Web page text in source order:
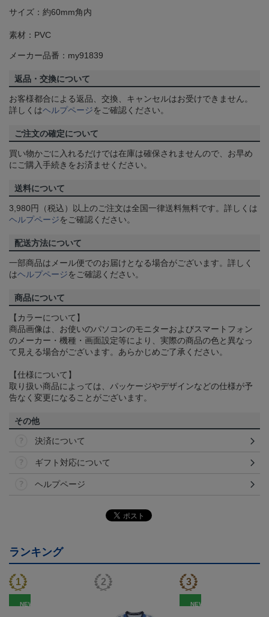
サイズ：約60mm角内
素材：PVC
メーカー品番：my91839
返品・交換について
お客様都合による返品、交換、キャンセルはお受けできません。
詳しくはヘルプページをご確認ください。
ご注文の確定について
買い物かごに入れるだけでは在庫は確保されませんので、お早め
にご購入手続きをお済ませください。
送料について
3,980円（税込）以上のご注文は全国一律送料無料です。詳しくは
ヘルプページをご確認ください。
配送方法について
一部商品はメール便でのお届けとなる場合がございます。詳しく
はヘルプページをご確認ください。
商品について
【カラーについて】
商品画像は、お使いのパソコンのモニターおよびスマートフォン
のメーカー・機種・画面設定等により、実際の商品の色と異なっ
て見える場合がございます。あらかじめご了承ください。
【仕様について】
取り扱い商品によっては、パッケージやデザインなどの仕様が予
告なく変更になることがございます。
その他
決済について
ギフト対応について
ヘルプページ
ランキング
NEW NEW